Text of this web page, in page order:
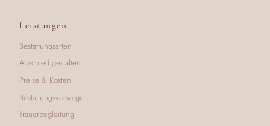
Leistungen
Bestattungsarten
Abschied gestalten
Preise & Kosten
Bestattungsvorsorge
Trauerbegleitung